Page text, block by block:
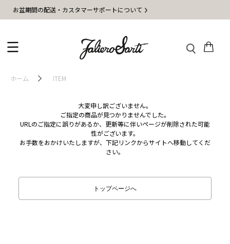
お盆期間の配送・カスタマーサポートについて
ホーム ITEM
大変申し訳ございません。
ご指定の商品が見つかりませんでした。
URLのご指定に誤りがあるか、更新等に伴いページが削除された可能
性がございます。
お手数をおかけいたしますが、下記リンクからサイトへ移動してくだ
さい。
トップページへ